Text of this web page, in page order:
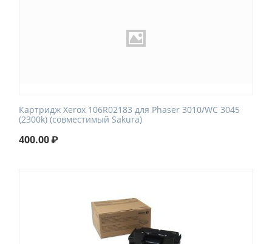
Картридж Xerox 106R02183 для Phaser 3010/WC 3045
(2300k) (совместимый Sakura)
400.00₽